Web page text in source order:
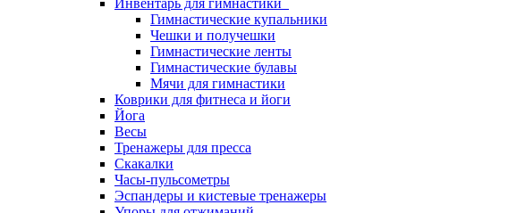
Инвентарь для гимнастики
Гимнастические купальники
Чешки и получешки
Гимнастические ленты
Гимнастические булавы
Мячи для гимнастики
Коврики для фитнеса и йоги
Йога
Весы
Тренажеры для пресса
Скакалки
Часы-пульсометры
Эспандеры и кистевые тренажеры